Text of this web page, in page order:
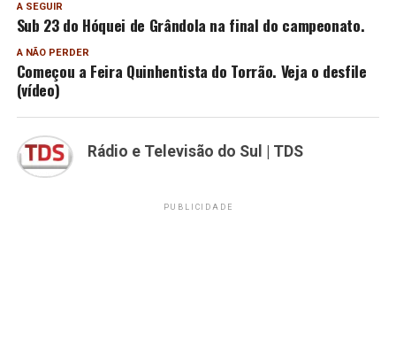
A SEGUIR
Sub 23 do Hóquei de Grândola na final do campeonato.
A NÃO PERDER
Começou a Feira Quinhentista do Torrão. Veja o desfile
(vídeo)
Rádio e Televisão do Sul | TDS
PUBLICIDADE